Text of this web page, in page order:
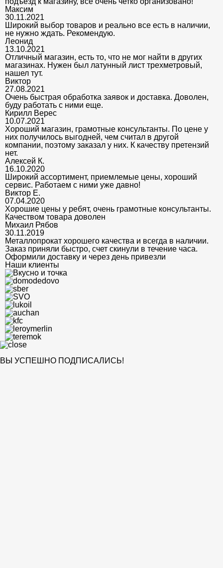
Максим
30.11.2021
Широкий выбор товаров и реально все есть в наличии,
не нужно ждать. Рекомендую.
Леонид
13.10.2021
Отличный магазин, есть то, что не мог найти в других
магазинах. Нужен был латунный лист трехметровый,
нашел тут.
Виктор
27.08.2021
Очень быстрая обработка заявок и доставка. Доволен,
буду работать с ними еще.
Кирилл Верес
10.07.2021
Хороший магазин, грамотные консультанты. По цене у
них получилось выгодней, чем считал в другой
компании, поэтому заказал у них. К качеству претензий
нет.
Алексей К.
16.10.2020
Широкий ассортимент, приемлемые цены, хороший
сервис. Работаем с ними уже давно!
Виктор Е.
07.04.2020
Хорошие цены у ребят, очень грамотные консультанты.
Качеством товара доволен
Михаил Рябов
30.11.2019
Металлопрокат хорошего качества и всегда в наличии.
Заказ приняли быстро, счет скинули в течение часа.
Оформили доставку и через день привезли
Наши клиенты
ВЫ УСПЕШНО ПОДПИСАЛИСЬ!